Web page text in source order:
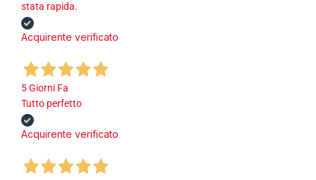
stata rapida.
Acquirente verificato
5 Giorni Fa
Tutto perfetto
Acquirente verificato